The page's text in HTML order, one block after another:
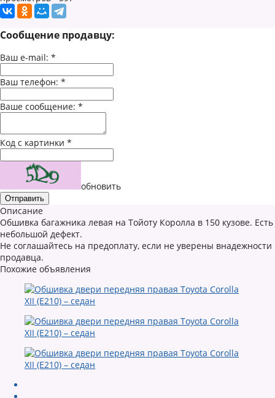
Сообщение продавцу:
Ваш e-mail: *
Ваш телефон: *
Ваше сообщение: *
Код с картинки *
обновить
Описание
Обшивка багажника левая на Тойоту Королла в 150 кузове. Есть
небольшой дефект.
Не соглашайтесь на предоплату, если не уверены внадежности
продавца.
Похожие объявления